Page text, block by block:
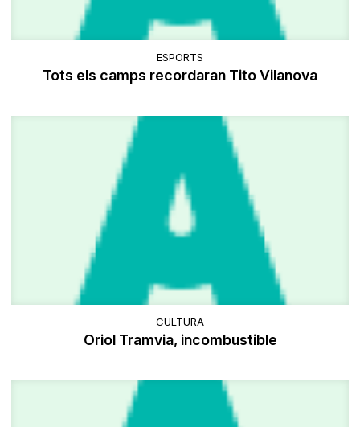
ESPORTS
Tots els camps recordaran Tito Vilanova
CULTURA
Oriol Tramvia, incombustible